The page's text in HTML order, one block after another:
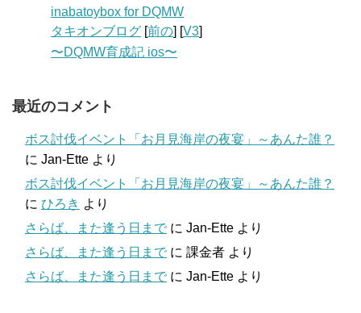
inabatoybox for DQMW
タキオンブログ [前の] [V3]
〜DQMW育成記 ios〜
最近のコメント
ボス討伐イベント「お月見海岸の夜宴」～あんた誰？
に Jan-Ette より
ボス討伐イベント「お月見海岸の夜宴」～あんた誰？
に ひろき より
さらば、また逢う日まで に Jan-Ette より
さらば、また逢う日まで に 課金者 より
さらば、また逢う日まで に Jan-Ette より